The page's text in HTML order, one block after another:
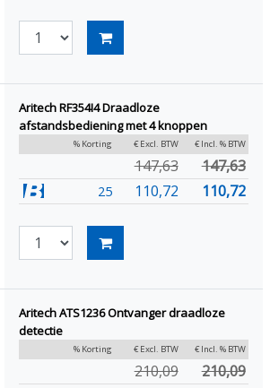
Aritech RF354I4 Draadloze
afstandsbediening met 4 knoppen
% Korting € Excl. BTW € Incl. % BTW
147,63 147,63
25 110,72 110,72
Aritech ATS1236 Ontvanger draadloze
detectie
% Korting € Excl. BTW € Incl. % BTW
210,09
210,09